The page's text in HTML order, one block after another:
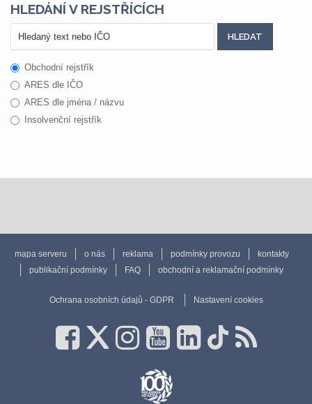
HLEDÁNÍ V REJSTŘÍCÍCH
Obchodní rejstřík
ARES dle IČO
ARES dle jména / názvu
Insolvenční rejstřík
mapa serveru o nás reklama podmínky provozu
kontakty
publikační podmínky
FAQ obchodní a reklamační podmínky
Ochrana osobních údajů - GDPR Nastavení cookies